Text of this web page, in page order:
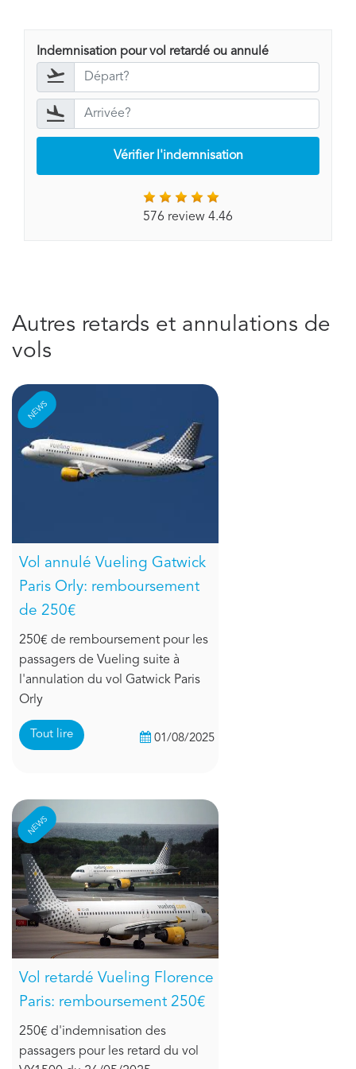
Indemnisation pour vol retardé ou annulé
Vérifier l'indemnisation
576 review 4.46
Autres retards et annulations de
vols
NEWS
Vol annulé Vueling Gatwick
Paris Orly: remboursement
de 250€
250€ de remboursement pour les
passagers de Vueling suite à
l'annulation du vol Gatwick Paris
Orly
Tout lire 01/08/2025
NEWS
Vol retardé Vueling Florence
Paris: remboursement 250€
250€ d'indemnisation des
passagers pour les retard du vol